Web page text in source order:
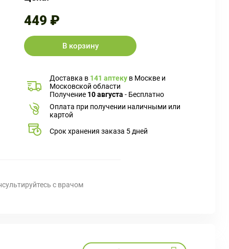
449 ₽
В корзину
Доставка в 141 аптеку в Москве и
Московской области
Получение 10 августа - Бесплатно
Оплата при получении наличными или
картой
Срок хранения заказа 5 дней
с врачом